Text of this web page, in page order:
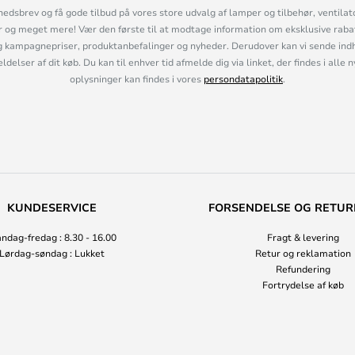
og få gode tilbud på vores store udvalg af lamper og tilbehør,
meget mere! Vær den første til at modtage information om eksklusive
produktanbefalinger og nyheder. Derudover kan vi sende
af dit køb. Du kan til enhver tid afmelde dig via linket, der findes i alle
oplysninger kan findes i vores persondatapolitik.
KUNDESERVICE
fredag : 8.30 - 16.00
Lørdag-søndag : Lukket
FORSENDELSE OG
Fragt & levering
Retur og reklamation
Refundering
Fortrydelse af køb